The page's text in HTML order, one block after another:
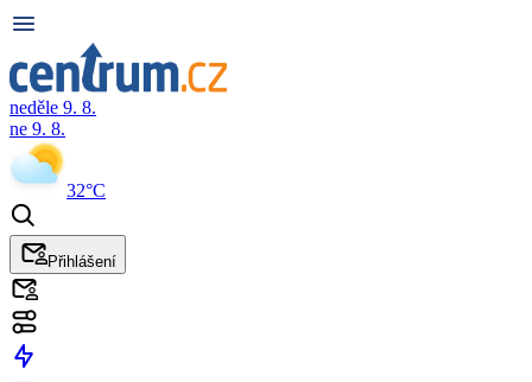
neděle 9. 8.
ne 9. 8.
32°C
Přihlášení